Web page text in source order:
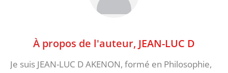
À propos de l'auteur, JEAN-LUC D
Je suis JEAN-LUC D AKENON, formé en Philosophie,